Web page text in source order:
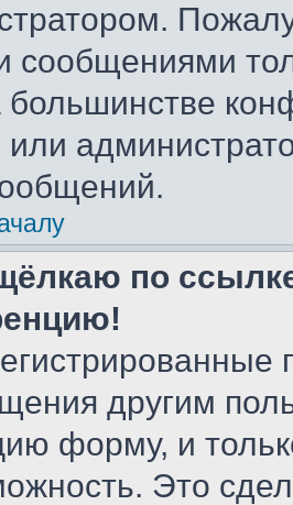
сообщениями
большинстве
по
другим
форму, и
Это